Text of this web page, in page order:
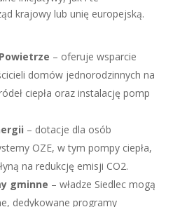
krajowy lub unię europejską.
– oferuje wsparcie
domów jednorodzinnych na
ciepła oraz instalację pomp
– dotacje dla osób
OZE, w tym pompy ciepła,
na redukcję emisji CO2.
gminne – władze Siedlec mogą
dedykowane programy